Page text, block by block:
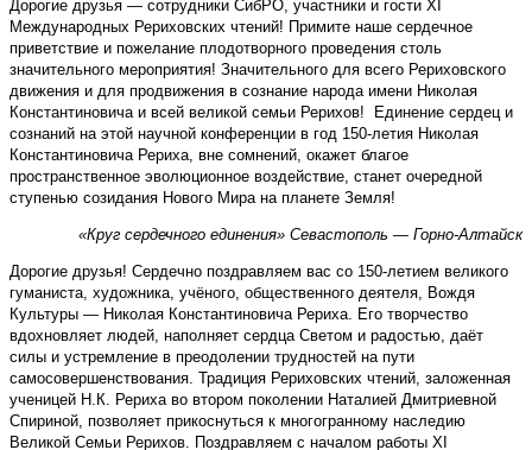
Дорогие друзья — сотрудники СибРО, участники и гости XI
Международных Рериховских чтений! Примите наше сердечное
приветствие и пожелание плодотворного проведения столь
значительного мероприятия! Значительного для всего Рериховского
движения и для продвижения в сознание народа имени Николая
Константиновича и всей великой семьи Рерихов! Единение сердец и
сознаний на этой научной конференции в год 150-летия Николая
Константиновича Рериха, вне сомнений, окажет благое
пространственное эволюционное воздействие, станет очередной
ступенью созидания Нового Мира на планете Земля!
«Круг сердечного единения» Севастополь — Горно-Алтайск
Дорогие друзья! Сердечно поздравляем вас со 150-летием великого
гуманиста, художника, учёного, общественного деятеля, Вождя
Культуры — Николая Константиновича Рериха. Его творчество
вдохновляет людей, наполняет сердца Светом и радостью, даёт
силы и устремление в преодолении трудностей на пути
самосовершенствования. Традиция Рериховских чтений, заложенная
ученицей Н.К. Рериха во втором поколении Наталией Дмитриевной
Спириной, позволяет прикоснуться к многогранному наследию
Великой Семьи Рерихов. Поздравляем с началом работы XI